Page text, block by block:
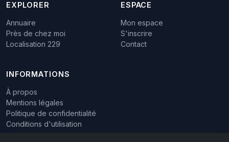
EXPLORER
Annuaire
Près de chez moi
Localisation 229
ESPACE
Mon espace
S'inscrire
Contact
INFORMATIONS
À propos
Mentions légales
Politique de confidentialité
Conditions d'utilisation